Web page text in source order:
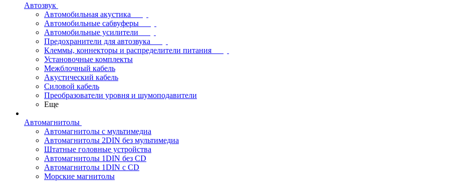
Автозвук
Автомобильная акустика
Автомобильные сабвуферы
Автомобильные усилители
Предохранители для автозвука
Клеммы, коннекторы и распределители питания
Установочные комплекты
Межблочный кабель
Акустический кабель
Силовой кабель
Преобразователи уровня и шумоподавители
Еще
Автомагнитолы
Автомагнитолы с мультимедиа
Автомагнитолы 2DIN без мультимедиа
Штатные головные устройства
Автомагнитолы 1DIN без CD
Автомагнитолы 1DIN с CD
Морские магнитолы